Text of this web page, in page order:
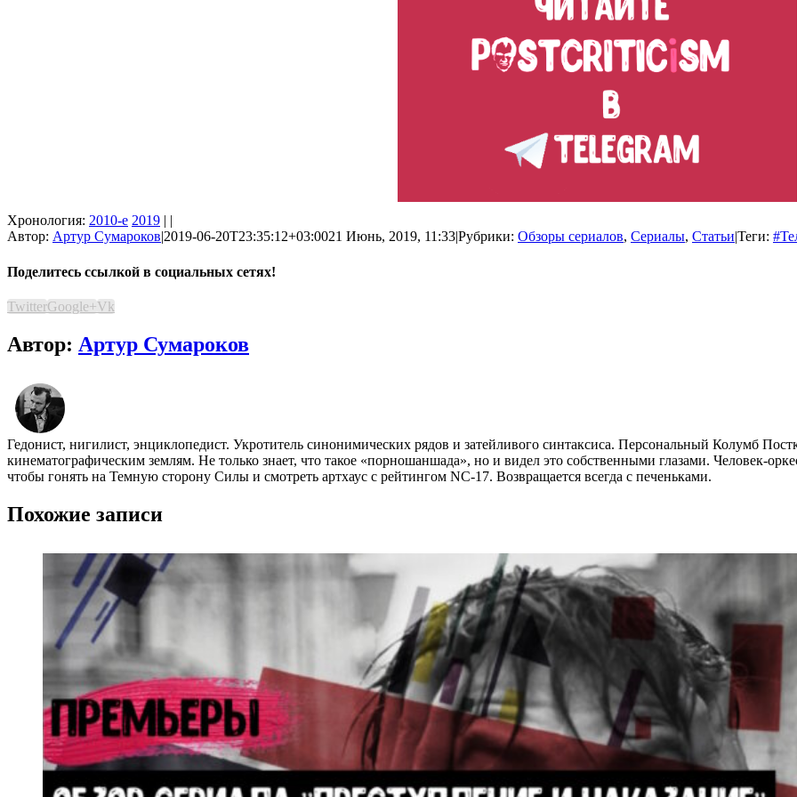
Хронология: 2010-е 2019 | |
Автор: Артур Сумароков|2019-06-20T23:35:12+03:0021 Июнь, 2019, 11:33|Рубрики: Обзоры сериалов, Сериалы, Статьи|Теги:
Поделитесь ссылкой в социальных сетях!
TwitterGoogle+Vk
Автор: Артур Сумароков
Гедонист, нигилист, энциклопедист. Укротитель синонимических рядов и затейливого синтаксиса. Персональный Колумб
кинематографическим землям. Не только знает, что такое «порношаншада», но и видел это собственными глазами. Человек-
чтобы гонять на Темную сторону Силы и смотреть артхаус с рейтингом NC-17. Возвращается всегда с печеньками.
Похожие записи